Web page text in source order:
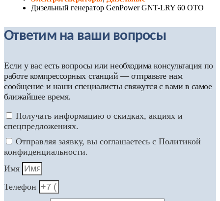
Дизельный генератор GenPower GNT-LRY 60 OTO
Ответим на ваши вопросы
Если у вас есть вопросы или необходима консультация по
работе компрессорных станций — отправьте нам
сообщение и наши специалисты свяжутся с вами в самое
ближайшее время.
Получать информацию о скидках, акциях и
спецпредложениях.
Отправляя заявку, вы соглашаетесь с Политикой
конфиденциальности.
Имя
Телефон